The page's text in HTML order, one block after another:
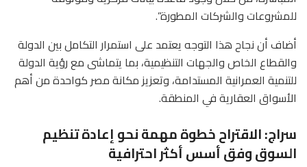
للمشروعات والشركات المطورة”.
أضاف أن نجاح هذا التوجه يعتمد على استمرار التكامل بين الدولة
والقطاع الخاص والجهات التنظيمية، بما يتماشى مع رؤية الدولة
للتنمية العمرانية المستدامة، وتعزيز مكانة مصر كواحدة من أهم
الأسواق العقارية في المنطقة.
سراج: الاقتراح خطوة مهمة نحو إعادة تنظيم
السوق وفق أسس أكثر احترافية